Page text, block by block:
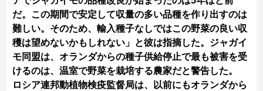
だ。この期間で安定して収量の多い品種を作り出すのは
難しい。そのため、輸入種子なしではこの野菜の良い収
穫は望めないかもしれない」と彼は指摘した。ジャガイ
モ同盟は、オランダからの種子供給停止で最も被害を受
けるのは、温室で野菜を栽培する農家だと警告した。
ロシア連邦動植物検疫監督局は、以前にもオランダから